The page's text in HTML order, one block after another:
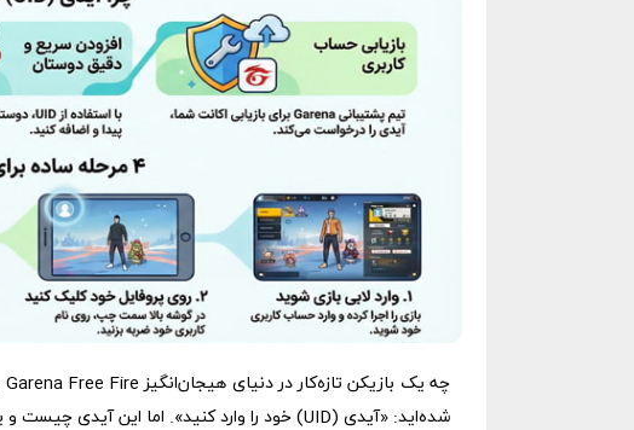
شده‌اید: «آیدی (UID) خود را وارد کنید». اما این آیدی چیست و یافتن آیدی فری فایر دقیقاً چگونه انجام می‌شود؟